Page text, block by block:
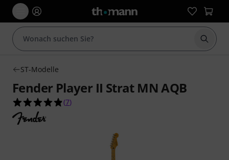
Suche
ST-Modelle
Fender Player II Strat MN AQB
4.9 von 5 Sternen aus 7 Kundenbewertungen
(7)